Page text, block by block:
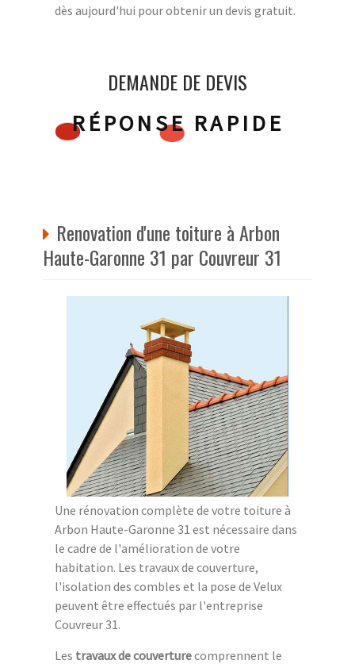
dès aujourd'hui pour obtenir un devis gratuit.
DEMANDE DE DEVIS
RÉPONSE RAPIDE
Renovation d'une toiture à Arbon
Haute-Garonne 31 par Couvreur 31
Une rénovation complète de votre toiture à
Arbon Haute-Garonne 31 est nécessaire dans
le cadre de l'amélioration de votre
habitation. Les travaux de couverture,
l'isolation des combles et la pose de Velux
peuvent être effectués par l'entreprise
Couvreur 31.
Les travaux de couverturecomprennent le